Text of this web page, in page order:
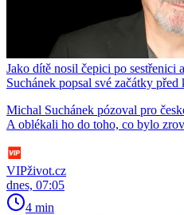
Jako dítě nosil čepici po sestřenici
Suchánek popsal své začátky před
Michal Suchánek pózoval pro
A oblékali ho do toho, co bylo
VIPživot.cz
dnes, 07:05
4 min